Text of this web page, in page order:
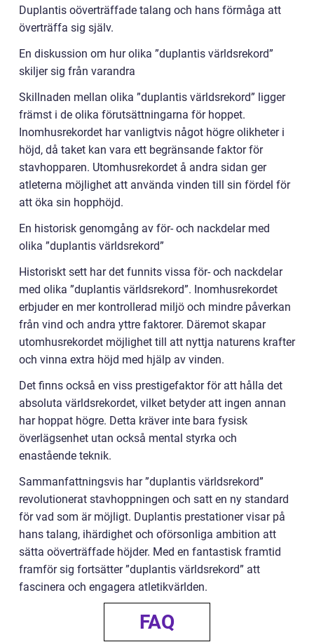
Duplantis oöverträffade talang och hans förmåga att
överträffa sig själv.
En diskussion om hur olika ”duplantis världsrekord”
skiljer sig från varandra
Skillnaden mellan olika ”duplantis världsrekord” ligger
främst i de olika förutsättningarna för hoppet.
Inomhusrekordet har vanligtvis något högre olikheter i
höjd, då taket kan vara ett begränsande faktor för
stavhopparen. Utomhusrekordet å andra sidan ger
atleterna möjlighet att använda vinden till sin fördel för
att öka sin hopphöjd.
En historisk genomgång av för- och nackdelar med
olika ”duplantis världsrekord”
Historiskt sett har det funnits vissa för- och nackdelar
med olika ”duplantis världsrekord”. Inomhusrekordet
erbjuder en mer kontrollerad miljö och mindre påverkan
från vind och andra yttre faktorer. Däremot skapar
utomhusrekordet möjlighet till att nyttja naturens krafter
och vinna extra höjd med hjälp av vinden.
Det finns också en viss prestigefaktor för att hålla det
absoluta världsrekordet, vilket betyder att ingen annan
har hoppat högre. Detta kräver inte bara fysisk
överlägsenhet utan också mental styrka och
enastående teknik.
Sammanfattningsvis har ”duplantis världsrekord”
revolutionerat stavhoppningen och satt en ny standard
för vad som är möjligt. Duplantis prestationer visar på
hans talang, ihärdighet och oförsonliga ambition att
sätta oöverträffade höjder. Med en fantastisk framtid
framför sig fortsätter ”duplantis världsrekord” att
fascinera och engagera atletikvärlden.
FAQ